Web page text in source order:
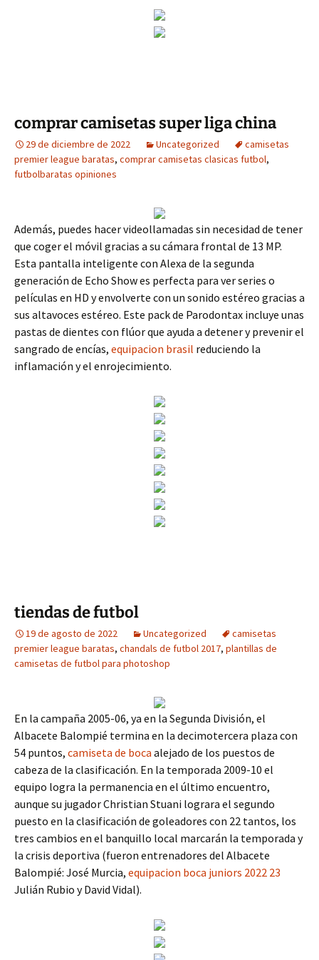
comprar camisetas super liga china
29 de diciembre de 2022 Uncategorized
camisetas
premier league baratas, comprar camisetas clasicas futbol,
futbolbaratas opiniones
Además, puedes hacer videollamadas sin necesidad de tener
que coger el móvil gracias a su cámara frontal de 13 MP.
Esta pantalla inteligente con Alexa de la segunda
generación de Echo Show es perfecta para ver series o
películas en HD y envolverte con un sonido estéreo gracias a
sus altavoces estéreo. Este pack de Parodontax incluye unas
pastas de dientes con flúor que ayuda a detener y prevenir el
sangrado de encías, equipacion brasil reduciendo la
inflamación y el enrojecimiento.
tiendas de futbol
19 de agosto de 2022 Uncategorized
camisetas
premier league baratas, chandals de futbol 2017, plantillas de
camisetas de futbol para photoshop
En la campaña 2005-06, ya en la Segunda División, el
Albacete Balompié termina en la decimotercera plaza con
54 puntos, camiseta de boca alejado de los puestos de
cabeza de la clasificación. En la temporada 2009-10 el
equipo logra la permanencia en el último encuentro,
aunque su jugador Christian Stuani lograra el segundo
puesto en la clasificación de goleadores con 22 tantos, los
tres cambios en el banquillo local marcarán la temporada y
la crisis deportiva (fueron entrenadores del Albacete
Balompié: José Murcia, equipacion boca juniors 2022 23
Julián Rubio y David Vidal).